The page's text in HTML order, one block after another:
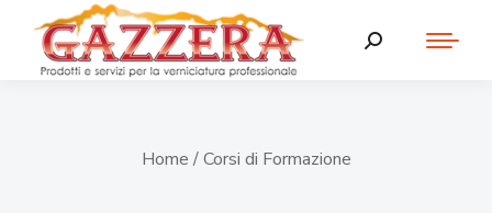
Home / Corsi di Formazione